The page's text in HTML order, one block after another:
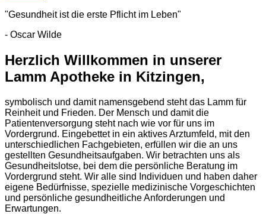
"Gesundheit ist die erste Pflicht im Leben"
- Oscar Wilde
Herzlich Willkommen in unserer
Lamm Apotheke in Kitzingen,
symbolisch und damit namensgebend steht das Lamm für
Reinheit und Frieden. Der Mensch und damit die
Patientenversorgung steht nach wie vor für uns im
Vordergrund. Eingebettet in ein aktives Arztumfeld, mit den
unterschiedlichen Fachgebieten, erfüllen wir die an uns
gestellten Gesundheitsaufgaben. Wir betrachten uns als
Gesundheitslotse, bei dem die persönliche Beratung im
Vordergrund steht. Wir alle sind Individuen und haben daher
eigene Bedürfnisse, spezielle medizinische Vorgeschichten
und persönliche gesundheitliche Anforderungen und
Erwartungen.